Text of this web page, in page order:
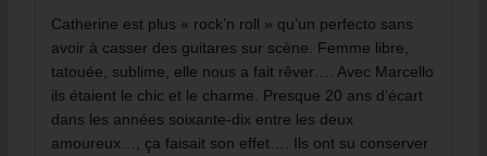
Catherine est plus « rock’n roll » qu’un perfecto sans
avoir à casser des guitares sur scène. Femme libre,
tatouée, sublime, elle nous a fait rêver…. Avec Marcello
ils étaient le chic et le charme. Presque 20 ans d’écart
dans les années soixante-dix entre les deux
amoureux…, ça faisait son effet…. Ils ont su conserver